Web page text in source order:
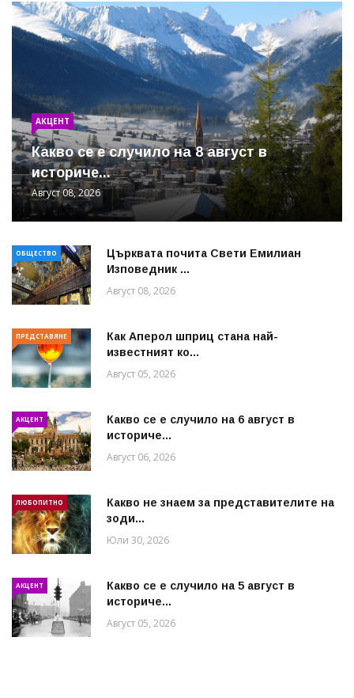
АКЦЕНТ
Какво се е случило на 8 август в
историче...
Август 08, 2026
ОБЩЕСТВО
Църквата почита Свeти Емилиан
Изповедник ...
Август 08, 2026
ПРЕДСТАВЯНЕ
Как Аперол шприц стана най-
известният ко...
Август 05, 2026
АКЦЕНТ
Какво се е случило на 6 август в
историче...
Август 06, 2026
ЛЮБОПИТНО
Какво не знаем за представителите на
зоди...
Юли 30, 2026
АКЦЕНТ
Какво се е случило на 5 август в
историче...
Август 05, 2026